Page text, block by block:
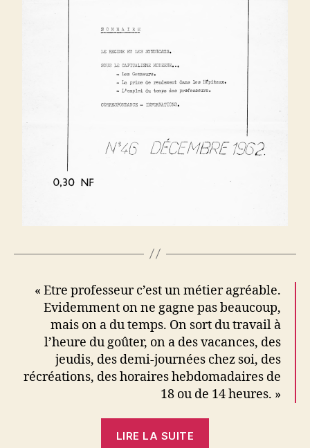
« Etre professeur c’est un métier agréable.
Evidemment on ne gagne pas beaucoup,
mais on a du temps. On sort du travail à
l’heure du goûter, on a des vacances, des
jeudis, des demi-journées chez soi, des
récréations, des horaires hebdomadaires de
18 ou de 14 heures. »
LIRE LA SUITE